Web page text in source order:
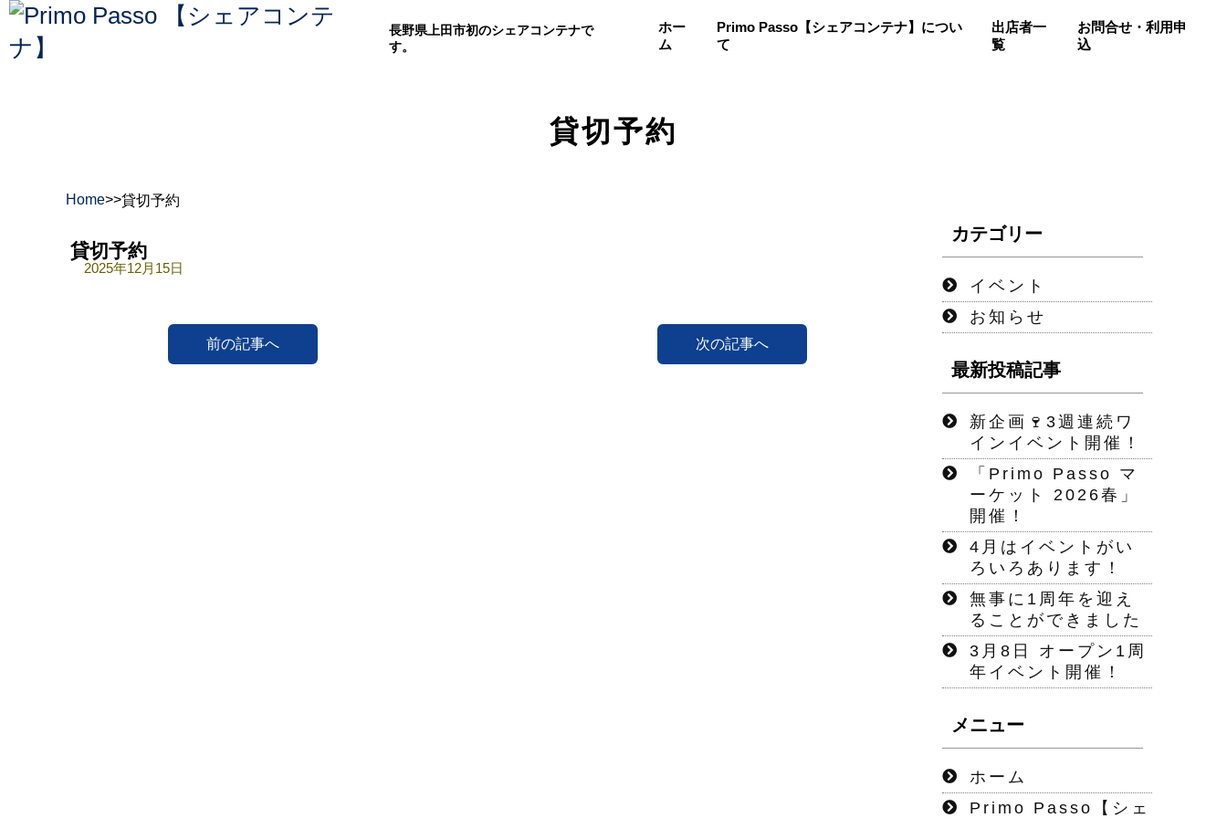
長野県上田市初のシェアコンテナで
す。
ホー
ム
Primo Passo【シェアコンテナ】につい
て
出店者一
覧
お問合せ・利用申
込
貸切予約
Home>>貸切予約
貸切予約
2025年12月15日
前の記事へ 次の記事へ
カテゴリー
イベント
お知らせ
最新投稿記事
新企画🍷3週連続ワ
インイベント開催！
「Primo Passo マ
ーケット 2026春」
開催！
4月はイベントがい
ろいろあります！
無事に1周年を迎え
ることができました
3月8日 オープン1周
年イベント開催！
メニュー
ホーム
Primo Passo【シェ